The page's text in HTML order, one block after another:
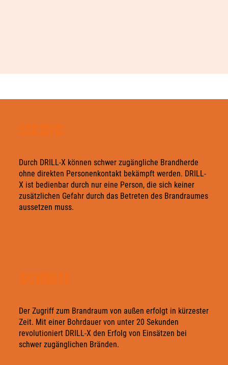
Durch DRILL-X können schwer zugängliche Brandherde
ohne direkten Personenkontakt bekämpft werden. DRILL-
X ist bedienbar durch nur eine Person, die sich keiner
zusätzlichen Gefahr durch das Betreten des Brandraumes
aussetzen muss.
Der Zugriff zum Brandraum von außen erfolgt in kürzester
Zeit. Mit einer Bohrdauer von unter 20 Sekunden
revolutioniert DRILL-X den Erfolg von Einsätzen bei
schwer zugänglichen Bränden.